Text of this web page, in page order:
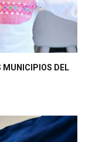
MUNICIPIOS DEL